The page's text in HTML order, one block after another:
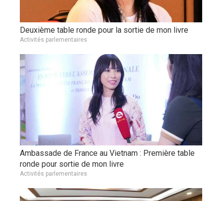
Deuxième table ronde pour la sortie de mon livre
Activités parlementaires
Ambassade de France au Vietnam : Première table
ronde pour sortie de mon livre
Activités parlementaires